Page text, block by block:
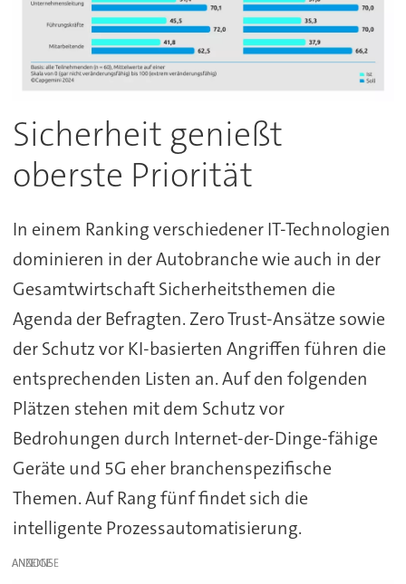
Sicherheit genießt
oberste Priorität
In einem Ranking verschiedener IT-Technologien
dominieren in der Autobranche wie auch in der
Gesamtwirtschaft Sicherheitsthemen die
Agenda der Befragten. Zero Trust-Ansätze sowie
der Schutz vor KI-basierten Angriffen führen die
entsprechenden Listen an. Auf den folgenden
Plätzen stehen mit dem Schutz vor
Bedrohungen durch Internet-der-Dinge-fähige
Geräte und 5G eher branchenspezifische
Themen. Auf Rang fünf findet sich die
intelligente Prozessautomatisierung.
ANZEIGE